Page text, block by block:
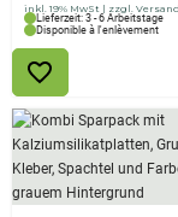
inkl. 19% MwSt zzgl.
Lieferzeit: 3 - 6 Arbeitstage
Disponible à l'enlèvement